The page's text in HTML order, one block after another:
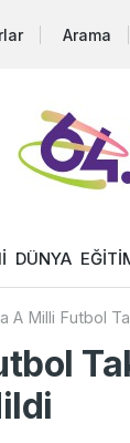
Arama
DÜNYA
A Milli Futbol